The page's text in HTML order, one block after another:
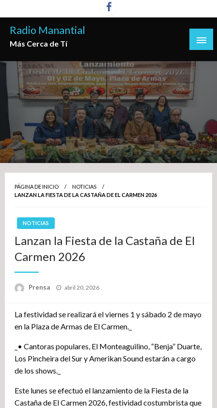
al
contenido
Radio Manantial
Más Cerca de Tí
PÁGINA DE INICIO
NOTICIAS
LANZAN LA FIESTA DE LA CASTAÑA DE EL CARMEN 2026
NOTICIAS
Lanzan la Fiesta de la Castaña de El
Carmen 2026
Prensa
Publicado
abril 20, 2026
La festividad se realizará el viernes 1 y sábado 2 de mayo
en la Plaza de Armas de El Carmen._
_• Cantoras populares, El Monteaguilino, “Benja” Duarte,
Los Pincheira del Sur y Amerikan Sound estarán a cargo
de los shows._
Este lunes se efectuó el lanzamiento de la Fiesta de la
Castaña de El Carmen 2026, festividad costumbrista que